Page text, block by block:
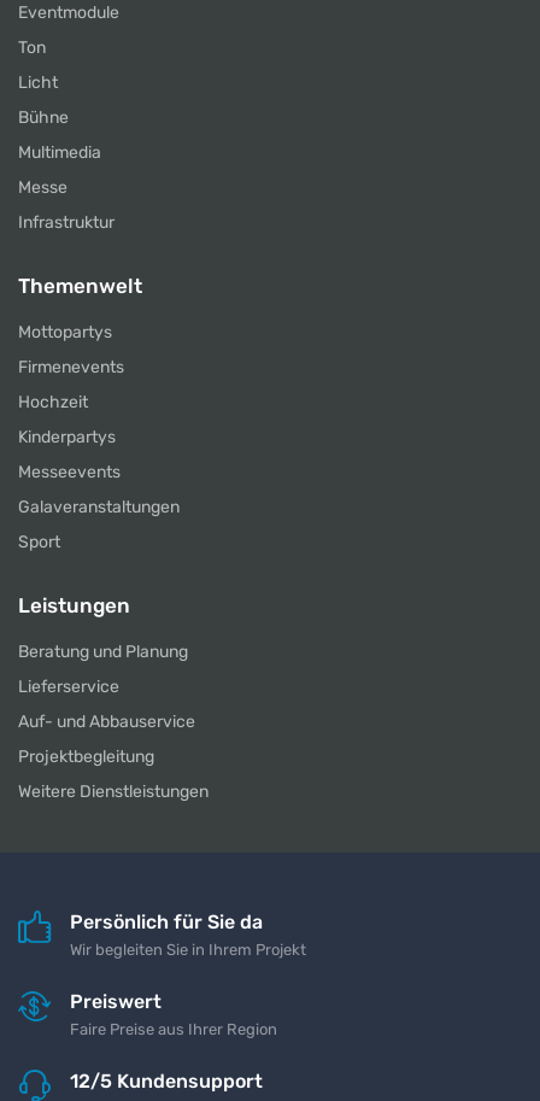
Eventmodule
Ton
Licht
Bühne
Multimedia
Messe
Infrastruktur
Themenwelt
Mottopartys
Firmenevents
Hochzeit
Kinderpartys
Messeevents
Galaveranstaltungen
Sport
Leistungen
Beratung und Planung
Lieferservice
Auf- und Abbauservice
Projektbegleitung
Weitere Dienstleistungen
Persönlich für Sie da
Wir begleiten Sie in Ihrem Projekt
Preiswert
Faire Preise aus Ihrer Region
12/5 Kundensupport